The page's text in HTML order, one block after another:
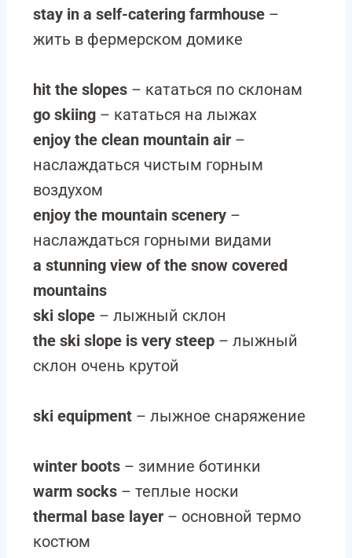
stay in a self-catering farmhouse –
жить в фермерском домике
hit the slopes – кататься по склонам
go skiing – кататься на лыжах
enjoy the clean mountain air –
наслаждаться чистым горным
воздухом
enjoy the mountain scenery –
наслаждаться горными видами
a stunning view of the snow covered
mountains
ski slope – лыжный склон
the ski slope is very steep – лыжный
склон очень крутой
ski equipment – лыжное снаряжение
winter boots – зимние ботинки
warm socks – теплые носки
thermal base layer – основной термо
костюм